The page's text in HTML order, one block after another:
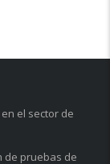
el sector de
de pruebas de